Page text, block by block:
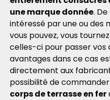
une marque donnée.
intéressé par une ou des
vous pouvez, vous
celles-ci pour passer vos
avantages dans ce cas
directement aux
possibilité de
corps de terrasse en fer